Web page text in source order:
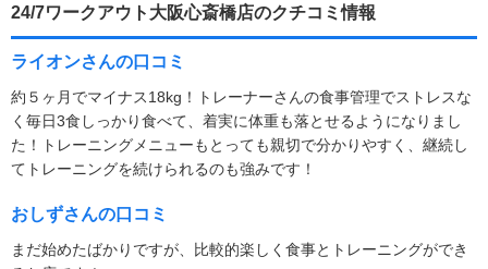
24/7ワークアウト大阪心斎橋店のクチコミ情報
ライオンさんの口コミ
約５ヶ月でマイナス18kg！トレーナーさんの食事管理でストレスな
く毎日3食しっかり食べて、着実に体重も落とせるようになりまし
た！トレーニングメニューもとっても親切で分かりやすく、継続し
てトレーニングを続けられるのも強みです！
おしずさんの口コミ
まだ始めたばかりですが、比較的楽しく食事とトレーニングができ